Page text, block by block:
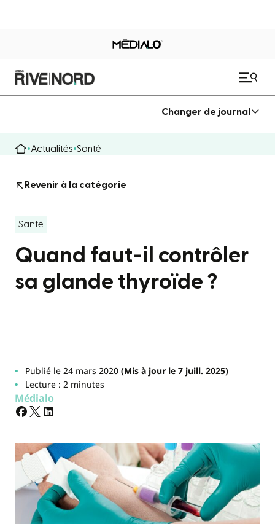
Changer de journal
Actualités Santé
Revenir à la catégorie
Santé
Quand faut-il contrôler
sa glande thyroïde ?
Publié le 24 mars 2020(Mis à jour le 7 juill. 2025)
Lecture : 2 minutes
Médialo